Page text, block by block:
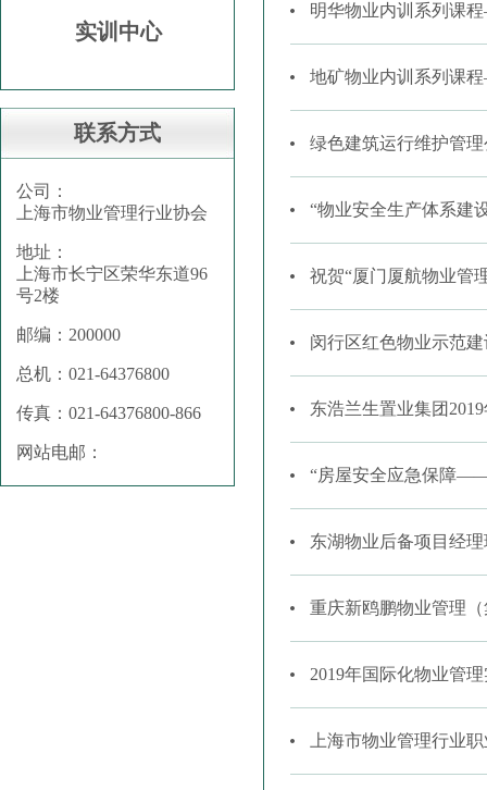
实训中心
联系方式
公司：
上海市物业管理行业协会
地址：
上海市长宁区荣华东道96
号2楼
邮编：200000
总机：021-64376800
传真：021-64376800-866
网站电邮：
明华物业内训系列课
地矿物业内训系列课
绿色建筑运行维护管
“物业安全生产体系建
祝贺“厦门厦航物业管
闵行区红色物业示范
东浩兰生置业集团
“房屋安全应急保障
东湖物业后备项目经
重庆新鸥鹏物业管理
2019年国际化物业管
上海市物业管理行业